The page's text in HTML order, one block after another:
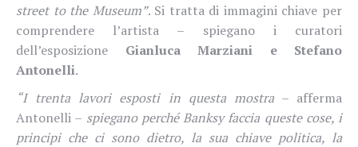
street to the Museum”. Si tratta di immagini chiave per
comprendere l’artista – spiegano i curatori
dell’esposizione Gianluca Marziani e Stefano
Antonelli.
“I trenta lavori esposti in questa mostra– afferma
Antonelli – spiegano perché Banksy faccia queste cose, i
principi che ci sono dietro, la sua chiave politica, la